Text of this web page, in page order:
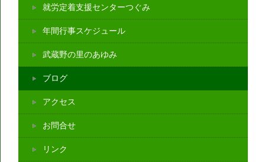
就労定着支援センターつぐみ
年間行事スケジュール
武蔵野の里のあゆみ
ブログ
アクセス
お問合せ
リンク